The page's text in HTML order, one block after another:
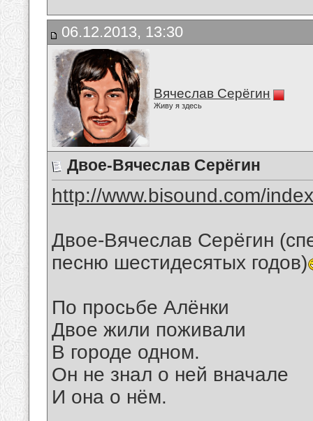
06.12.2013, 13:30
Вячеслав Серёгин
Живу я здесь
Двое-Вячеслав Серёгин
http://www.bisound.com/
Двое-Вячеслав Серёгин
песню шестидесятых годов)
По просьбе Алёнки
Двое жили поживали
В городе одном.
Он не знал о ней вначале
И она о нём.